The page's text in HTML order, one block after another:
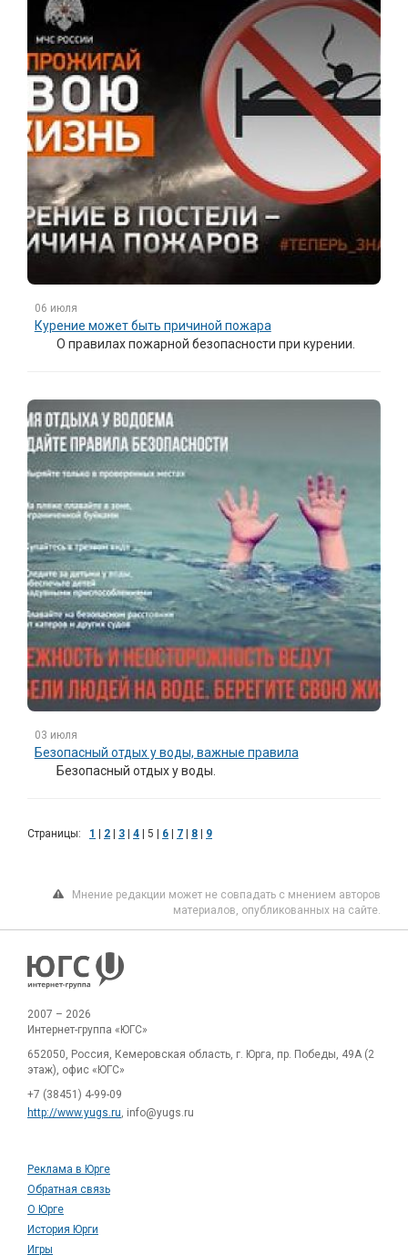
06 июля
Курение может быть причиной пожара
О правилах пожарной безопасности при курении.
03 июля
Безопасный отдых у воды, важные правила
Безопасный отдых у воды.
Страницы: 1 2 3 4 5 6 7 8 9
Мнение редакции может не совпадать с мнением авторов
материалов, опубликованных на сайте.
2007 – 2026
Интернет-группа «ЮГС»
652050, Россия, Кемеровская область, г. Юрга, пр. Победы, 49А (2
этаж), офис «ЮГС»
+7 (38451) 4-99-09
http://www.yugs.ru, info@yugs.ru
Реклама в Юрге
Обратная связь
О Юрге
История Юрги
Игры